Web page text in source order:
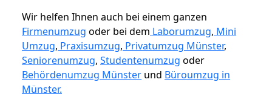
Wir helfen Ihnen auch bei einem ganzen
Firmenumzug oder bei dem Laborumzug, Mini
Umzug, Praxisumzug, Privatumzug Münster,
Seniorenumzug, Studentenumzug oder
Behördenumzug Münster und Büroumzug in
Münster.